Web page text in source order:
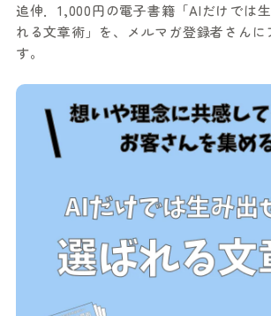
追伸．1,000円の電子書籍「AIだけでは
れる文章術」を、メルマガ登録者さん
す。